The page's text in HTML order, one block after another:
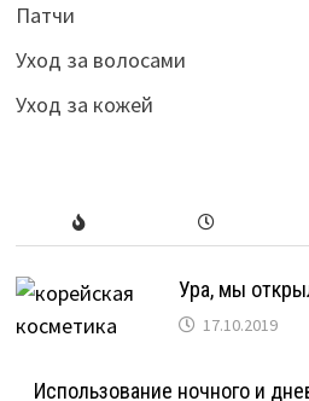
Патчи
Уход за волосами
Уход за кожей
Ура, мы
17.10.2019
Использование ночного и